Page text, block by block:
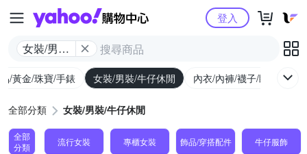
Yahoo購物中心
女裝/男裝/
登入
/黃金/珠寶/手錶 女裝/男裝/牛仔休閒 內衣/內褲/襪子/睡衣
全部分類 女裝/男裝/牛仔休閒
全部
分類
流行女裝 專櫃女裝 飾品​/​穿搭​配件 牛仔服飾